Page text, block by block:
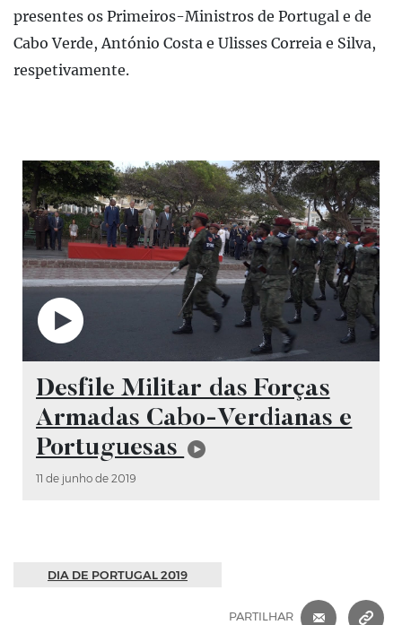
presentes os Primeiros-Ministros de Portugal e de
Cabo Verde, António Costa e Ulisses Correia e Silva,
respetivamente.
Vídeo
Desfile Militar das Forças
Armadas Cabo-Verdianas e
Portuguesas
11 de junho de 2019
DIA DE PORTUGAL 2019
PARTILHAR